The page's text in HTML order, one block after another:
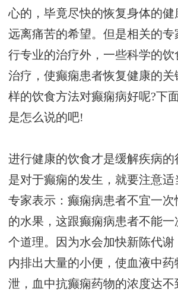
心的，毕竟尽快的恢复身体的
远离痛苦的希望。但是相关的
行专业的治疗外，一些科学的
治疗，使癫痫患者恢复健康的关
样的饮食方法对癫痫病好呢?下
是怎么说的吧!
进行健康的饮食才是缓解疾病
是对于癫痫的发生，就要注意适
专家表示：癫痫病患者不宜一次
的水果，这跟癫痫病患者不能
个道理。因为水会加快新陈代谢
内排出大量的小便，使血液中
泄，血中抗癫痫药物的浓度达